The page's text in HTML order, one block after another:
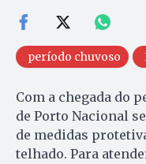
período chuvoso
Com a chegada do
de Porto Nacional
de medidas
telhado. Para